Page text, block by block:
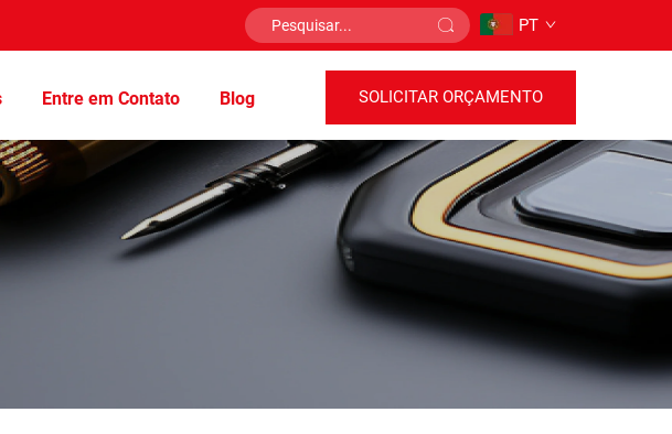
PT
Entre em Contato Blog SOLICITAR ORÇAMENTO